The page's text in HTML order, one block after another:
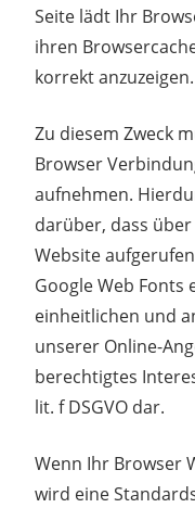
Seite lädt Ihr
ihren
korrekt anzuzeigen.
Zu diesem Zweck
Browser
aufnehmen.
darüber, dass
Website
Google Web
einheitlichen und
unserer Online-
berechtigtes
lit. f DSGVO dar.
Wenn Ihr Browser
wird eine